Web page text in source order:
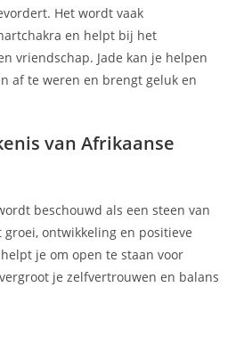
Het wordt vaak
en helpt bij het
vriendschap. Jade kan je helpen
af te weren en brengt geluk en
van Afrikaanse
beschouwd als een steen van
ontwikkeling en positieve
je om open te staan voor
je zelfvertrouwen en balans